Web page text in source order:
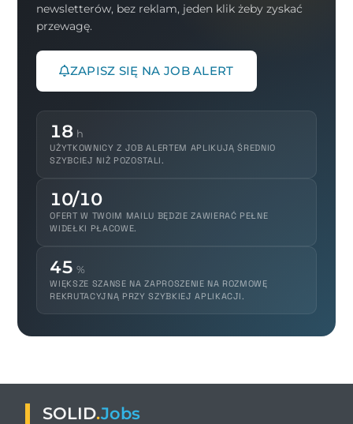
newsletterów, bez reklam, jeden klik żeby zyskać
przewagę.
ZAPISZ SIĘ NA JOB ALERT
18 h
UŻYTKOWNICY Z JOB ALERTEM APLIKUJĄ ŚREDNIO
SZYBCIEJ NIŻ POZOSTALI.
10/10
OFERT W TWOIM MAILU BĘDZIE ZAWIERAĆ PEŁNE
WIDEŁKI PŁACOWE.
45 %
WIĘKSZE SZANSE NA ZAPROSZENIE NA ROZMOWĘ
REKRUTACYJNĄ PRZY SZYBKIEJ APLIKACJI.
SOLID.Jobs